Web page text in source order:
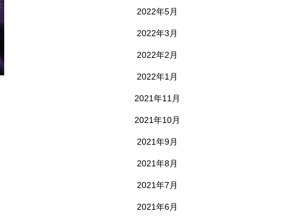
2022年5月
2022年3月
2022年2月
2022年1月
2021年11月
2021年10月
2021年9月
2021年8月
2021年7月
2021年6月